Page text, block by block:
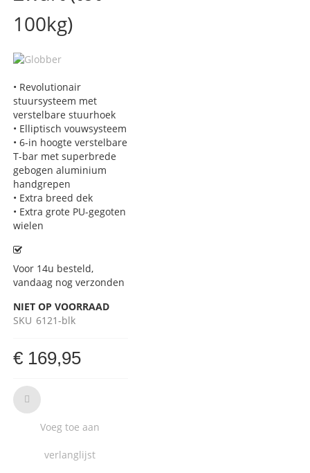
100kg)
• Revolutionair
stuursysteem met
verstelbare stuurhoek
• Elliptisch vouwsysteem
• 6-in hoogte verstelbare
T-bar met superbrede
gebogen aluminium
handgrepen
• Extra breed dek
• Extra grote PU-gegoten
wielen
Voor 14u besteld,
vandaag nog verzonden
NIET OP VOORRAAD
SKU 6121-blk
€ 169,95
Voeg toe aan
verlanglijst